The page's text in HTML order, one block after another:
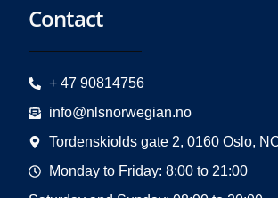
Contact
+ 47 90814756
info@nlsnorwegian.no
Tordenskiolds gate 2, 0160 Oslo,
Monday to Friday: 8:00 to 21:00